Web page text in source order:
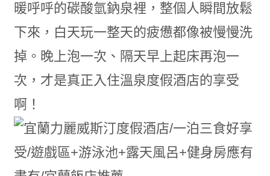
暖呼呼的碳酸氫鈉泉裡，整個人瞬間放鬆
下來，白天玩一整天的疲憊都像被慢慢洗
掉。晚上泡一次、隔天早上起床再泡一
次，才是真正入住溫泉度假酒店的享受
啊！